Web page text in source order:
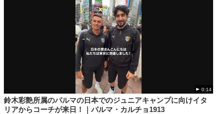
0:14
鈴木彩艶所属のパルマの日本でのジュニアキャンプに向けイタ
リアからコーチが来日！｜パルマ・カルチョ1913